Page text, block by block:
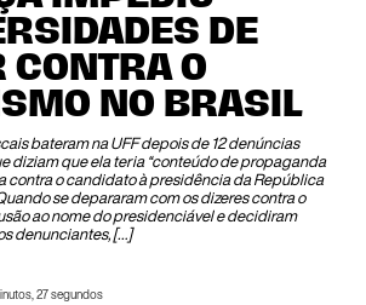
DE
CONTRA O
NO BRASIL
bateram na UFF depois de 12 denúncias
diziam que ela teria “conteúdo de propaganda
contra o candidato à presidência da República
se depararam com os dizeres contra o
ao nome do presidenciável e decidiram
denunciantes, […]
27 segundos